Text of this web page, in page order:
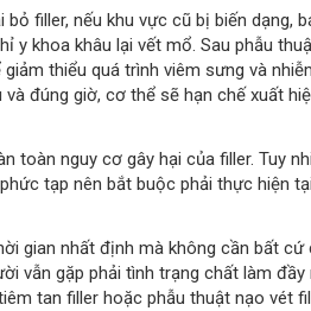
filler, nếu khu vực cũ bị biến dạng,
y khoa khâu lại vết mổ. Sau phẫu
giảm thiểu quá trình viêm sưng và
đúng giờ, cơ thể sẽ hạn chế xuất
toàn nguy cơ gây hại của filler. Tuy
tạp nên bắt buộc phải thực hiện
gian nhất định mà không cần bất cứ
vẫn gặp phải tình trạng chất làm
tan filler hoặc phẫu thuật nạo vét